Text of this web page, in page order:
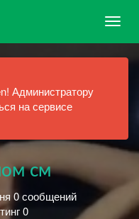
Администратору
на сервисе
см
0 сообщений
0